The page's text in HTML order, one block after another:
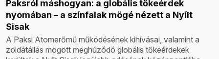
Paksról máshogyan: a globális tőkeérdek
nyomában – a színfalak mögé nézett a Nyílt
Sisak
A Paksi Atomerőmű működésének kihívásai, valamint a
zöldátállás mögött meghúzódó globális tőkeérdekek